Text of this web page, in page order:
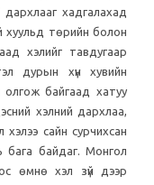
хадгалахад
хуульд төрийн болон
хэлийг тавдугаар
дурын хүн хувийн
байгаад хатуу
хэлний дархлаа,
хэлээ сайн сурчихсан
бага байдаг. Монгол
өмнө хэл зүй дээр